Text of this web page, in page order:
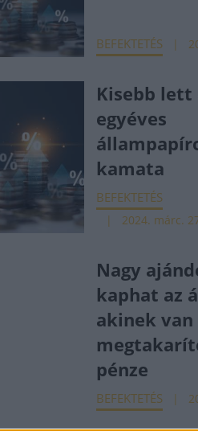
BEFEKTETÉS
Kisebb lett
egyéves
kamata
BEFEKTETÉS
2024. márc.
Nagy
kaphat az
akinek van
pénze
BEFEKTETÉS